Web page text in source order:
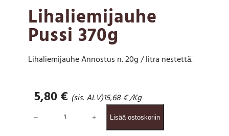
Lihaliemijauhe
Pussi 370g
Lihaliemijauhe Annostus n. 20g / litra nestettä.
5,80€ (sis. ALV)15,68€/Kg
− + Lisää ostoskoriin